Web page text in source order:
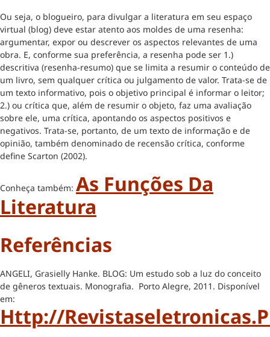
Ou seja, o blogueiro, para divulgar a literatura em seu espaço
virtual (blog) deve estar atento aos moldes de uma resenha:
argumentar, expor ou descrever os aspectos relevantes de uma
obra. E, conforme sua preferência, a resenha pode ser 1.)
descritiva (resenha-resumo) que se limita a resumir o conteúdo de
um livro, sem qualquer crítica ou julgamento de valor. Trata-se de
um texto informativo, pois o objetivo principal é informar o leitor;
2.) ou crítica que, além de resumir o objeto, faz uma avaliação
sobre ele, uma crítica, apontando os aspectos positivos e
negativos. Trata-se, portanto, de um texto de informação e de
opinião, também denominado de recensão crítica, conforme
define Scarton (2002).
Conheça também: As Funções Da
Literatura
Referências
ANGELI, Grasielly Hanke. BLOG: Um estudo sob a luz do conceito
de gêneros textuais. Monografia. Porto Alegre, 2011. Disponível
em:
Http://